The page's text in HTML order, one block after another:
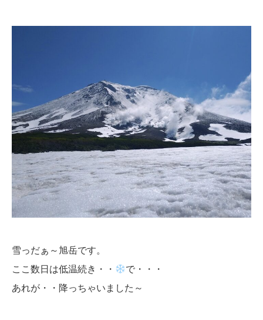
雪っだぁ～旭岳です。
ここ数日は低温続き・・
で・・・
あれが・・降っちゃいました～